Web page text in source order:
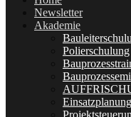
Newsletter
Akademie
Polierschulung
Einsatzplanung